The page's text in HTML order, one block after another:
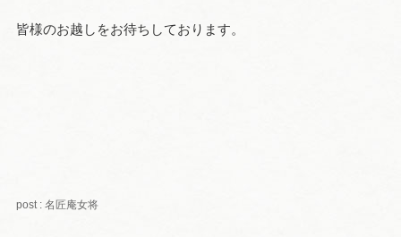
皆様のお越しをお待ちしております。
post : 名匠庵女将